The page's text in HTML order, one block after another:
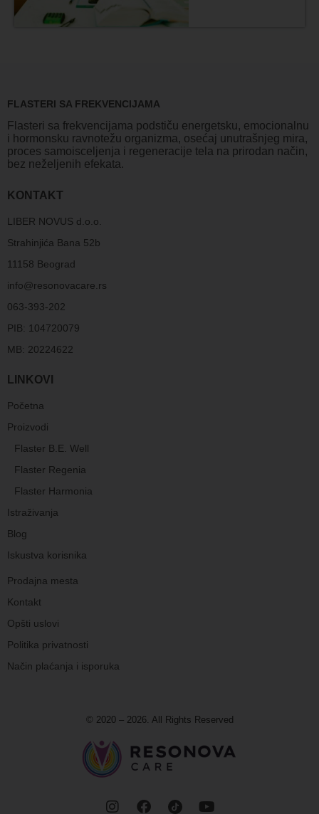
FLASTERI SA FREKVENCIJAMA
Flasteri sa frekvencijama podstiču energetsku, emocionalnu
i hormonsku ravnotežu organizma, osećaj unutrašnjeg mira,
proces samoisceljenja i regeneracije tela na prirodan način,
bez neželjenih efekata.
KONTAKT
LIBER NOVUS d.o.o.
Strahinjića Bana 52b
11158 Beograd
info@resonovacare.rs
063-393-202
PIB: 104720079
MB: 20224622
LINKOVI
Početna
Proizvodi
Flaster B.E. Well
Flaster Regenia
Flaster Harmonia
Istraživanja
Blog
Iskustva korisnika
Prodajna mesta
Kontakt
Opšti uslovi
Politika privatnosti
Način plaćanja i isporuka
© 2020 – 2026. All Rights Reserved